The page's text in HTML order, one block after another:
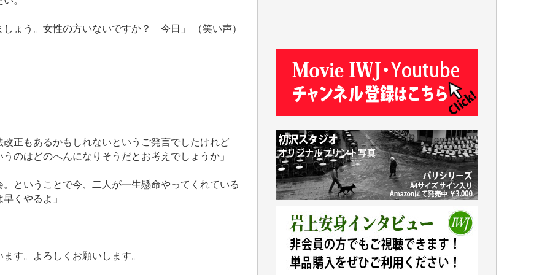
ょう。女性の方いないですか？ 今日」 （笑い声）
正もあるかもしれないというご発言でしたけれど
のはどのへんになりそうだとお考えでしょうか」
ということで今、二人が一生懸命やってくれている
くやるよ」
す。よろしくお願いします。
かねてよりIWJが発してきた膨大な取材記事
や解説記事、そして各界の方々とのインタビ
ューは大袈裟ではなく、極めて重要な知的財
画できて、かなりの動画をDVDに焼きこんで
保存していました。
しかし、それが出来なくなって以降はExcelな
どを使ってハイパーリンクを張り、重要と思
われる記事にいつでも簡単にアクセスできる
ようにして来ました。しかし、それができる
のもコンテンツがサーバーに保存されている
からこそのことであり、そのサーバーが使え
なくなってしまえば二度と視ることが出来な
くなってしまいます。